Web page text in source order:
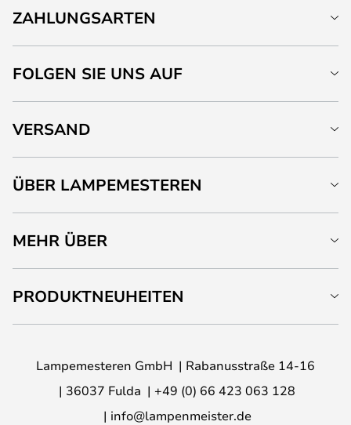
ZAHLUNGSARTEN
FOLGEN SIE UNS AUF
VERSAND
ÜBER LAMPEMESTEREN
MEHR ÜBER
PRODUKTNEUHEITEN
Lampemesteren GmbH
Rabanusstraße 14-16
36037 Fulda
+49 (0) 66 423 063 128
info@lampenmeister.de